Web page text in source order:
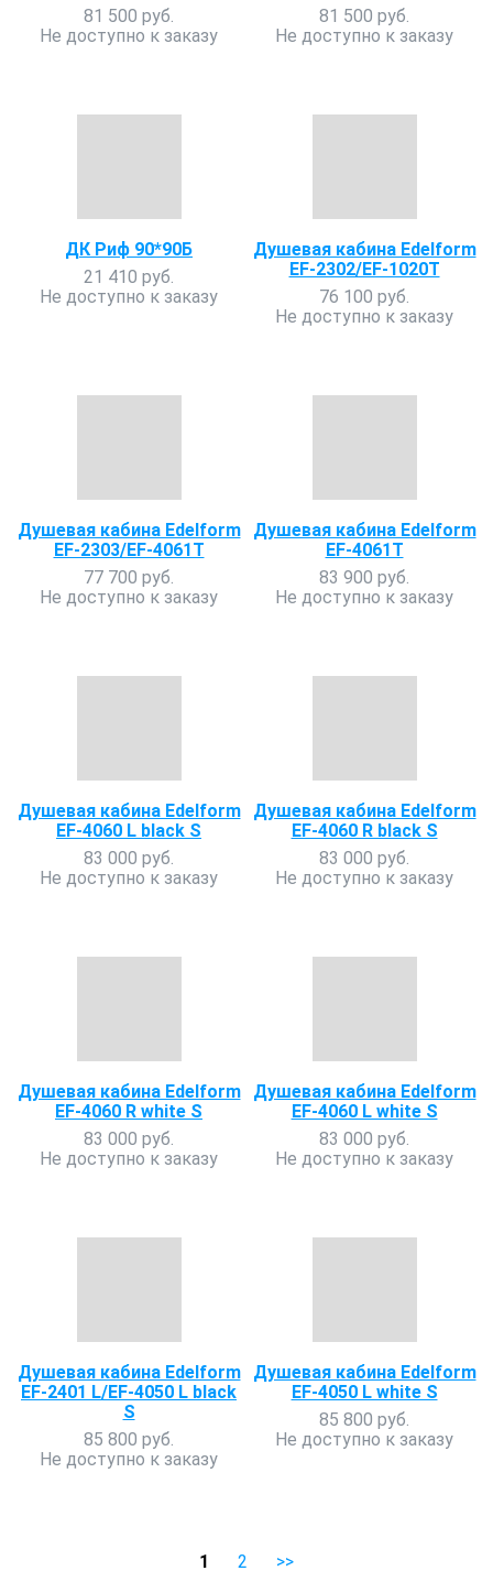
81 500 руб.
Не доступно к заказу
81 500 руб.
Не доступно к заказу
ДК Риф 90*90Б
21 410 руб.
Не доступно к заказу
Душевая кабина Edelform
EF-2302/EF-1020T
76 100 руб.
Не доступно к заказу
Душевая кабина Edelform
EF-2303/EF-4061T
77 700 руб.
Не доступно к заказу
Душевая кабина Edelform
EF-4061T
83 900 руб.
Не доступно к заказу
Душевая кабина Edelform
EF-4060 L black S
83 000 руб.
Не доступно к заказу
Душевая кабина Edelform
EF-4060 R black S
83 000 руб.
Не доступно к заказу
Душевая кабина Edelform
EF-4060 R white S
83 000 руб.
Не доступно к заказу
Душевая кабина Edelform
EF-4060 L white S
83 000 руб.
Не доступно к заказу
Душевая кабина Edelform
EF-2401 L/EF-4050 L black
S
85 800 руб.
Не доступно к заказу
Душевая кабина Edelform
EF-4050 L white S
85 800 руб.
Не доступно к заказу
1 2 >>